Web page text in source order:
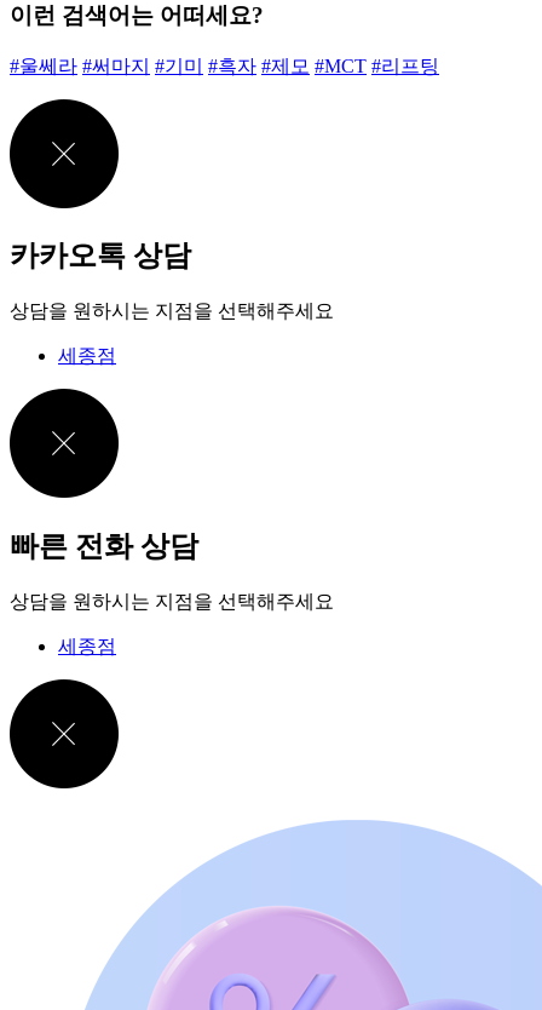
이런 검색어는 어떠세요?
#울쎄라 #써마지 #기미 #흑자 #제모 #MCT #리프팅
카카오톡 상담
상담을 원하시는 지점을 선택해주세요
세종점
빠른 전화 상담
상담을 원하시는 지점을 선택해주세요
세종점